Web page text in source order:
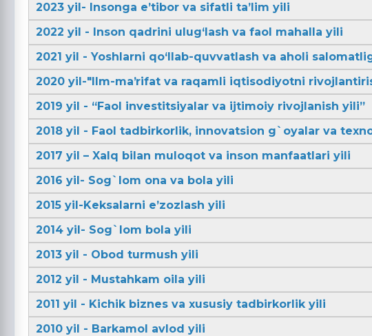
2023 yil- Insonga e’tibor va sifatli ta’lim yili
2022 yil - Inson qadrini ulug‘lash va faol mahalla yili
2021 yil - Yoshlarni qo‘llab-quvvatlash va aholi
2020 yil-"Ilm-maʼrifat va raqamli iqtisodiyotni
2019 yil - “Faol investitsiyalar va ijtimoiy rivojlanish yili”
2018 yil - Faol tadbirkorlik, innovatsion g`oyalar va
2017 yil – Xalq bilan muloqot va inson manfaatlari yili
2016 yil- Sog`lom ona va bola yili
2015 yil-Keksalarni e’zozlash yili
2014 yil- Sog`lom bola yili
2013 yil - Obod turmush yili
2012 yil - Mustahkam oila yili
2011 yil - Kichik biznes va xususiy tadbirkorlik yili
2010 yil - Barkamol avlod yili